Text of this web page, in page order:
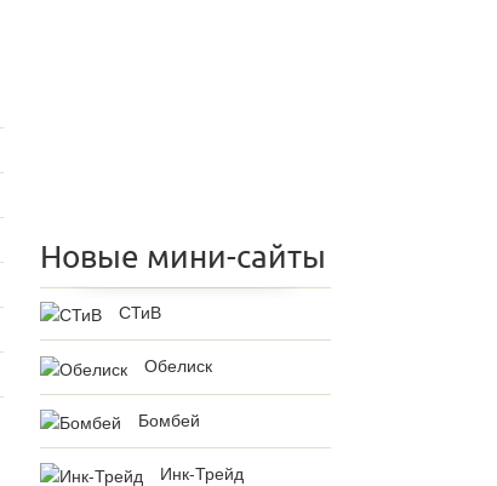
Новые мини-сайты
СТиВ
Обелиск
Бомбей
Инк-Трейд